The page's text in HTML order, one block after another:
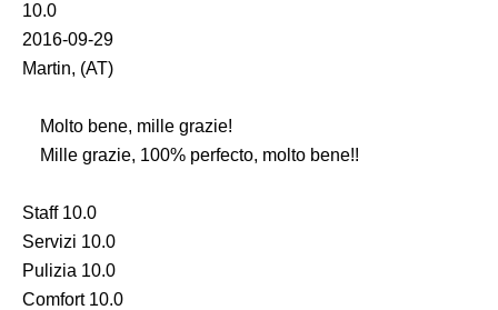
10.0
2016-09-29
Martin, (AT)
Molto bene, mille grazie!
Mille grazie, 100% perfecto, molto bene!!
Staff 10.0
Servizi 10.0
Pulizia 10.0
Comfort 10.0